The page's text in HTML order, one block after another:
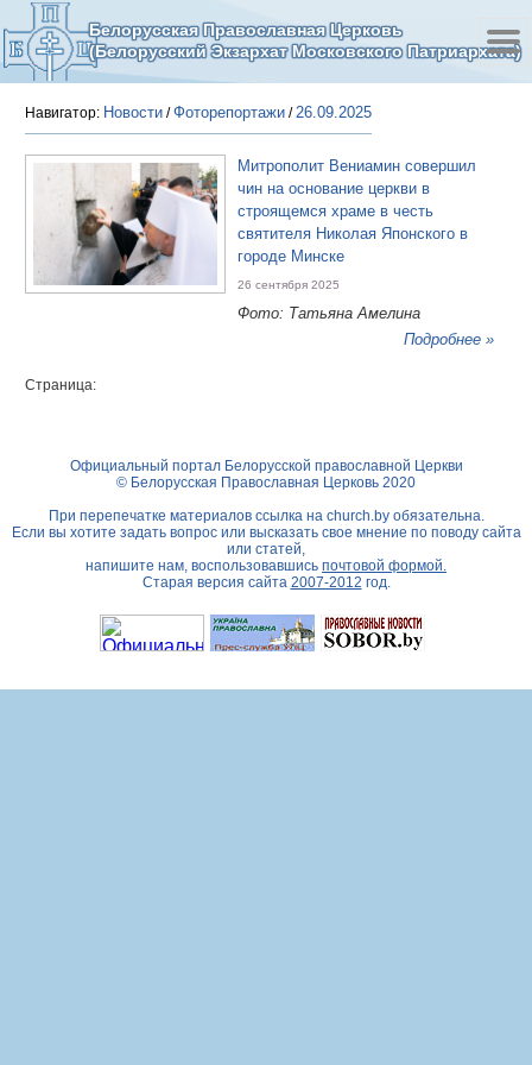
Белорусская Православная Церковь
(Белорусский Экзархат Московского Патриархата)
Навигатор: Новости /Фоторепортажи /26.09.2025
Митрополит Вениамин совершил
чин на основание церкви в
строящемся храме в честь
святителя Николая Японского в
городе Минске
26 сентября 2025
Фото: Татьяна Амелина
Подробнее »
Страница:
Официальный портал Белорусской православной Церкви
© Белорусская Православная Церковь 2020
При перепечатке материалов ссылка на church.byобязательна.
Если вы хотите задать вопрос или высказать свое мнение по поводу сайта
или статей,
напишите нам, воспользовавшись почтовой формой.
Старая версия сайта 2007-2012 год.